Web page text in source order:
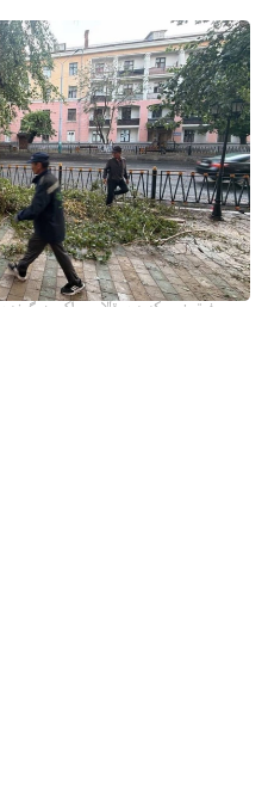
فوتو: وسكەمەن قالاسى اكىمدىگىنەن